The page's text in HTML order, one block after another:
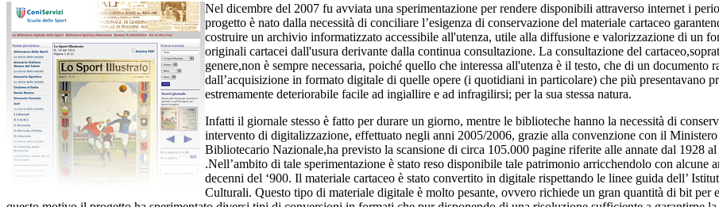
Nel dicembre del 2007 fu avviata una sperimentazione per rendere disponibili attraverso internet i
progetto è nato dalla necessità di conciliare l’esigenza di conservazione del materiale cartaceo
costruire un archivio informatizzato accessibile all'utenza, utile alla diffusione e valorizzazione di un
originali cartacei dall'usura derivante dalla continua consultazione. La consultazione del
genere,non è sempre necessaria, poiché quello che interessa all'utenza è il testo, che di un
dall’acquisizione in formato digitale di quelle opere (i quotidiani in particolare) che più presentavano
estremamente deteriorabile facile ad ingiallire e ad infragilirsi; per la sua stessa natura.
Infatti il giornale stesso è fatto per durare un giorno, mentre le biblioteche hanno la necessità di
intervento di digitalizzazione, effettuato negli anni 2005/2006, grazie alla convenzione con il
Bibliotecario Nazionale,ha previsto la scansione di circa 105.000 pagine riferite alle annate dal 1928
.Nell’ambito di tale sperimentazione è stato reso disponibile tale patrimonio arricchendolo con alcune
decenni del ‘900. Il materiale cartaceo è stato convertito in digitale rispettando le linee guida dell’
Culturali. Questo tipo di materiale digitale è molto pesante, ovvero richiede un gran quantità di bit per